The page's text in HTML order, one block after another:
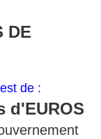
DE
de :
d'EUROS